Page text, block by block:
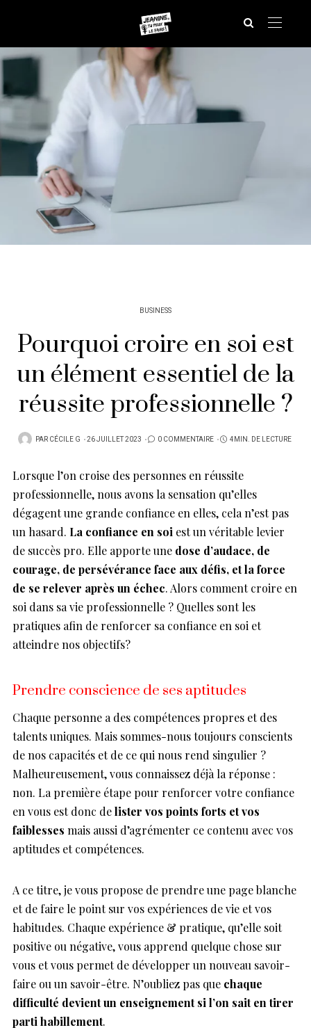
BUSINESS
Pourquoi croire en soi est
un élément essentiel de la
réussite professionnelle ?
PAR CÉCILE G
PUBLIÉ
26 JUILLET 2023 0 COMMENTAIRE 4MIN. DE LECTURE
Lorsque l’on croise des personnes en réussite
professionnelle, nous avons la sensation qu’elles
dégagent une grande confiance en elles, cela n’est pas
un hasard. La confiance en soi est un véritable levier
de succès pro. Elle apporte une dose d’audace, de
courage, de persévérance face aux défis, et la force
de se relever après un échec. Alors comment croire en
soi dans sa vie professionnelle ? Quelles sont les
pratiques afin de renforcer sa confiance en soi et
atteindre nos objectifs?
Prendre conscience de ses aptitudes
Chaque personne a des compétences propres et des
talents uniques. Mais sommes-nous toujours conscients
de nos capacités et de ce qui nous rend singulier ?
Malheureusement, vous connaissez déjà la réponse :
non. La première étape pour renforcer votre confiance
en vous est donc delister vos points forts et vos
faiblesses mais aussi d’agrémenter ce contenu avec vos
aptitudes et compétences.
A ce titre, je vous propose de prendre une page blanche
et de faire le point sur vos expériences de vie et vos
habitudes. Chaque expérience & pratique, qu’elle soit
positive ou négative, vous apprend quelque chose sur
vous et vous permet de développer un nouveau savoir-
faire ou un savoir-être. N’oubliez pas que chaque
difficulté devient un enseignement si l’on sait en tirer
parti habillement.